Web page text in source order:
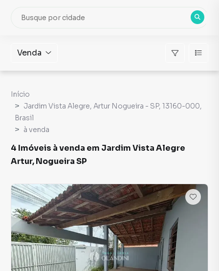
Venda
Início
Jardim Vista Alegre, Artur Nogueira - SP, 13160-000,
Brasil
à venda
4 Imóveis à venda em Jardim Vista Alegre
Artur, Nogueira SP